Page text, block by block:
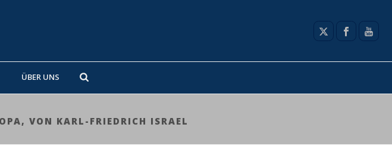
ÜBER UNS
VON KARL-FRIEDRICH ISRAEL